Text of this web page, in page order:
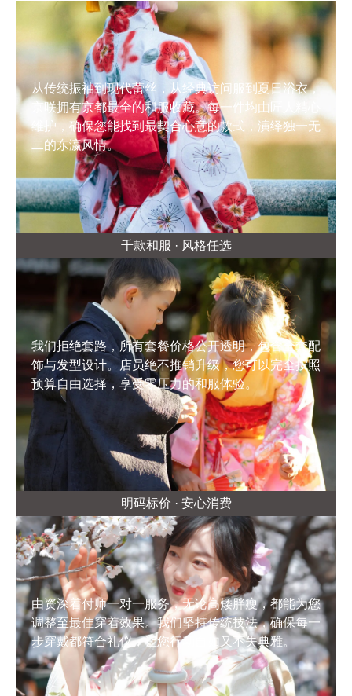
从传统振袖到现代蕾丝，从经典访问服到夏日浴衣，
京咲拥有京都最全的和服收藏。每一件均由匠人精心
维护，确保您能找到最契合心意的款式，演绎独一无
二的东瀛风情。
千款和服 · 风格任选
我们拒绝套路，所有套餐价格公开透明，包含全套配
饰与发型设计。店员绝不推销升级，您可以完全按照
预算自由选择，享受零压力的和服体验。
明码标价 · 安心消费
由资深着付师一对一服务，无论高矮胖瘦，都能为您
调整至最佳穿着效果。我们坚持传统技法，确保每一
步穿戴都符合礼仪，让您行动自如又不失典雅。